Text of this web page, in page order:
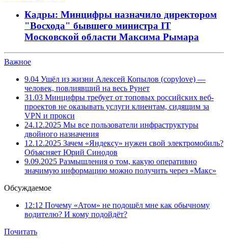
Кадры: Минцифры назначило директором
"Восхода" бывшего министра IT
Московской области Максима Рымара
Важное
9.04 Ушёл из жизни Алексей Копылов (copylove) —
человек, повлиявший на весь Рунет
31.03 Минцифры требует от топовых российских веб-
проектов не оказывать услуги клиентам, сидящим за
VPN и прокси
24.12.2025 Мы все пользователи инфраструктуры
двойного назначения
12.12.2025 Зачем «Яндексу» нужен свой электромобиль?
Объясняет Юрий Синодов
9.09.2025 Размышления о том, какую оперативно
значимую информацию можно получить через «Макс»
Обсуждаемое
12:12 Почему «Атом» не подошёл мне как обычному
водителю? И кому подойдёт?
Почитать